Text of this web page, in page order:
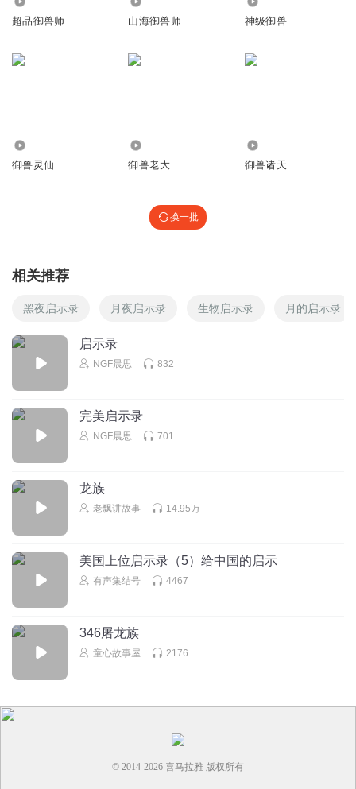
怎么又没有人发？
超品御兽师 山海御兽师 神级御兽
御兽灵仙 御兽老大 御兽诸天
换一批
相关推荐
黑夜启示录 月夜启示录 生物启示录 月的启示录
启示录
NGF晨思 832
完美启示录
NGF晨思 701
龙族
老飘讲故事 14.95万
美国上位启示录（5）给中国的启示
有声集结号 4467
346屠龙族
童心故事屋 2176
© 2014-2026 喜马拉雅 版权所有